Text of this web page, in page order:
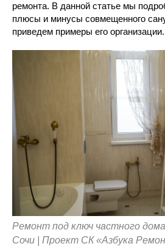
ремонта. В данной статье мы
плюсы и минусы совмещенного
приведем примеры его организации.
Ремонт под ключ частного
Сочи | Проект СК «Азбука